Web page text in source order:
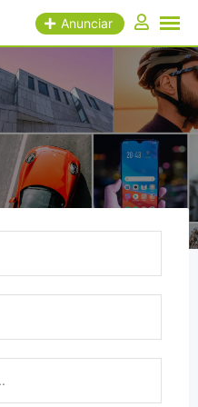
Anunciar